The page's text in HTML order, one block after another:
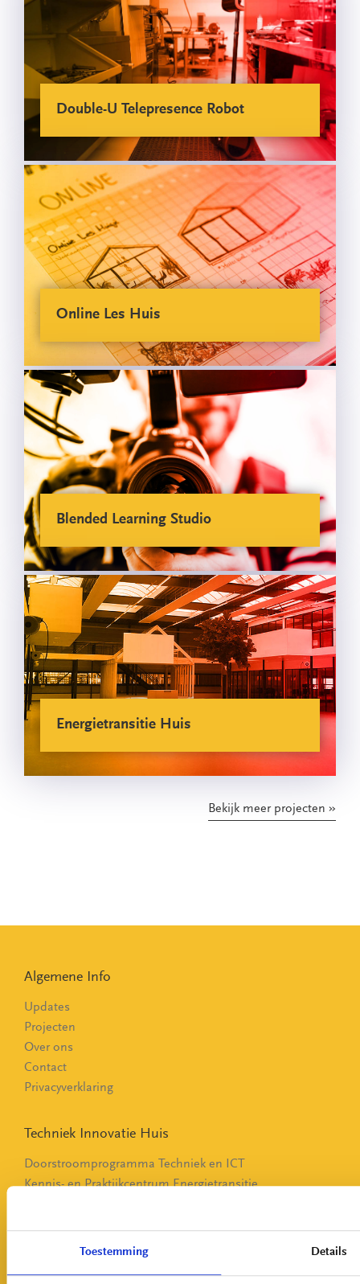
Toestemming Details
Double-U Telepresence Robot
Online Les Huis
Blended Learning Studio
Energietransitie Huis
Bekijk meer projecten
Algemene Info
Updates
Projecten
Over ons
Contact
Privacyverklaring
Techniek Innovatie Huis
Doorstroomprogramma Techniek en ICT
Kennis- en Praktijkcentrum Energietransitie
Social Media